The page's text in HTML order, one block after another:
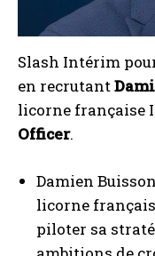
Slash Intérim
en recrutant
licorne française
Officer.
Damien
licorne
piloter sa